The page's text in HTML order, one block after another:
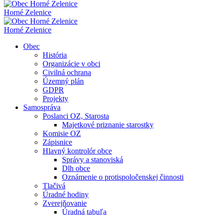
Horné Zelenice
Horné Zelenice
Obec
História
Organizácie v obci
Civilná ochrana
Územný plán
GDPR
Projekty
Samospráva
Poslanci OZ, Starosta
Majetkové priznanie starostky
Komisie OZ
Zápisnice
Hlavný kontrolór obce
Správy a stanoviská
Dlh obce
Oznámenie o protispoločenskej činnosti
Tlačivá
Úradné hodiny
Zverejňovanie
Úradná tabuľa